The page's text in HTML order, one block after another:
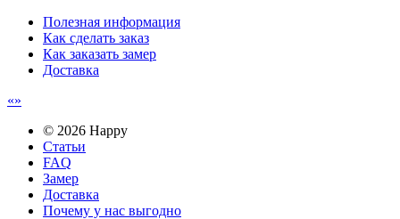
Полезная информация
Как сделать заказ
Как заказать замер
Доставка
© 2026 Happy
Статьи
FAQ
Замер
Доставка
Почему у нас выгодно